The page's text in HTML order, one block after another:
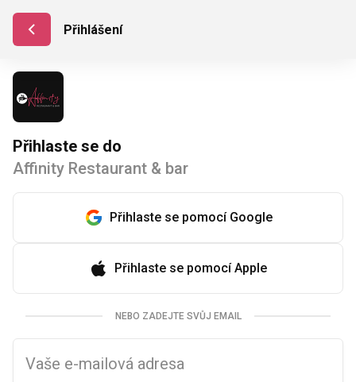
Přihlášení
Přihlaste se do
Affinity Restaurant & bar
Přihlaste se pomocí Google
Přihlaste se pomocí Apple
NEBO ZADEJTE SVŮJ EMAIL
Vaše e-mailová adresa